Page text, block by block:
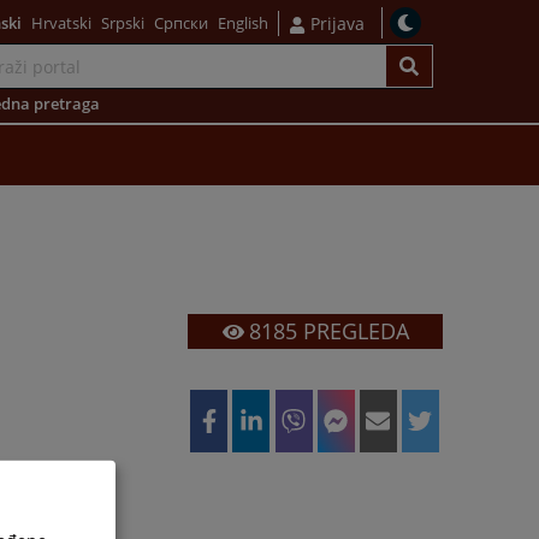
Hrvatski Srpski Српски English Prijava
pretraga
8185PREGLEDA